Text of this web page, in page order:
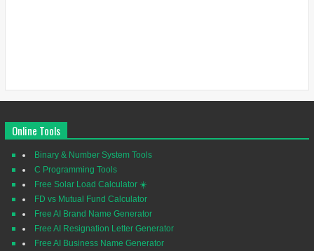
Online Tools
Binary & Number System Tools
C Programming Tools
Free Solar Load Calculator ☀️
FD vs Mutual Fund Calculator
Free AI Brand Name Generator
Free AI Resignation Letter Generator
Free AI Business Name Generator